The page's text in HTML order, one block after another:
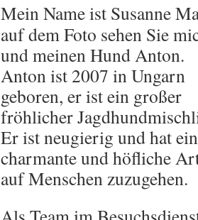
Mein Name ist Susanne
auf dem Foto sehen Sie
und meinen Hund Anton.
Anton ist 2007 in Ungarn
geboren, er ist ein großer
fröhlicher
Er ist neugierig und hat
charmante und höfliche
auf Menschen zuzugehen.